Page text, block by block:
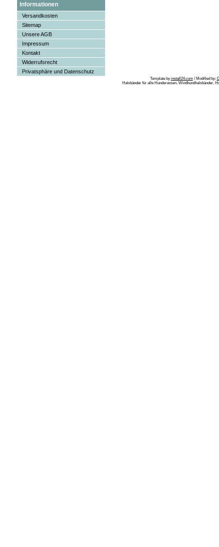
Informationen
Versandkosten
Sitemap
Unsere AGB
Impressum
Kontakt
Widerrufsrecht
Privatsphäre und Datenschutz
Template by install24.com/ Modified by:
Halsbänder für alle Hunderassen, Windhundhalsbänder,